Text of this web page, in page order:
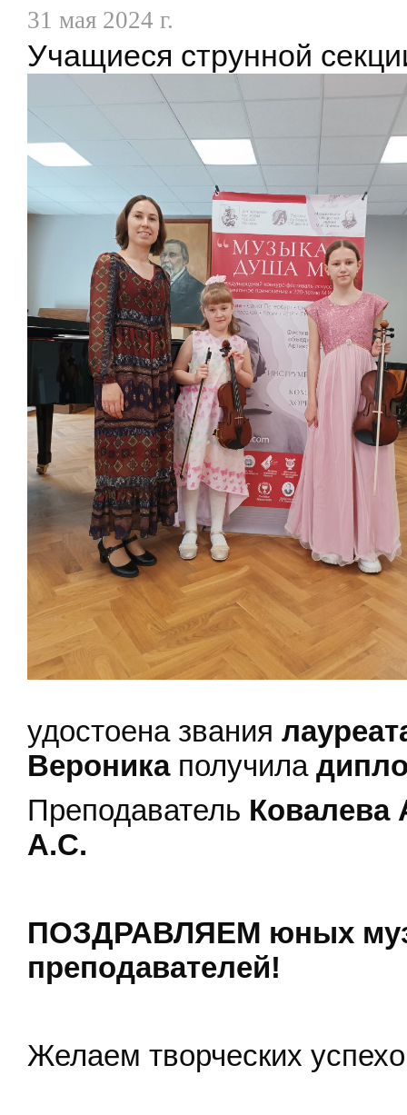
31 мая 2024 г.
Учащиеся струнной
удостоена звания
Вероникаполучила
Преподаватель Ковалева
А.С.
ПОЗДРАВЛЯЕМ юных
преподавателей!
Желаем творческих